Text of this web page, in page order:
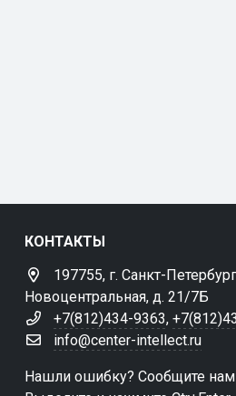
КОНТАКТЫ
197755, г. Санкт-
Новоцентральная, д. 21/7Б
+7(812)434-9363,
info@center-intellect.ru
Нашли ошибку? Сообщите